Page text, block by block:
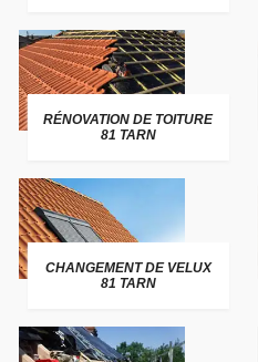
RÉNOVATION DE TOITURE
81 TARN
CHANGEMENT DE VELUX
81 TARN